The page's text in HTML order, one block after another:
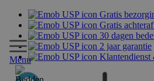
Gratis
Gratis
30 dagen
2 jaar garantie
Klantendienst
Menu